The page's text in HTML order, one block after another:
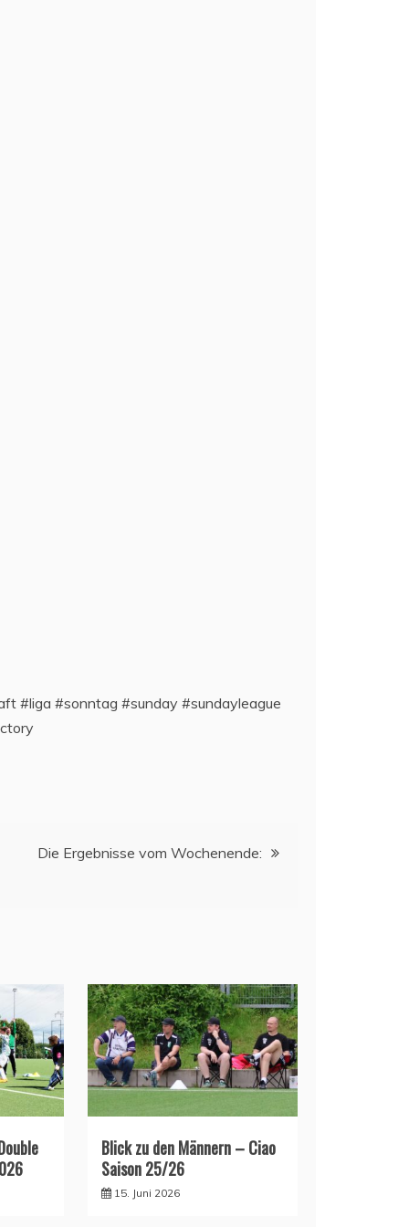
#liga #sonntag #sunday #sundayleague
Die Ergebnisse vom Wochenende:
Blick zu den Männern – Ciao
Saison 25/26
15. Juni 2026